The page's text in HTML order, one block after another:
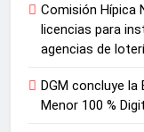
Comisión Hípica
licencias para
agencias de
DGM concluye la
Menor 100 %